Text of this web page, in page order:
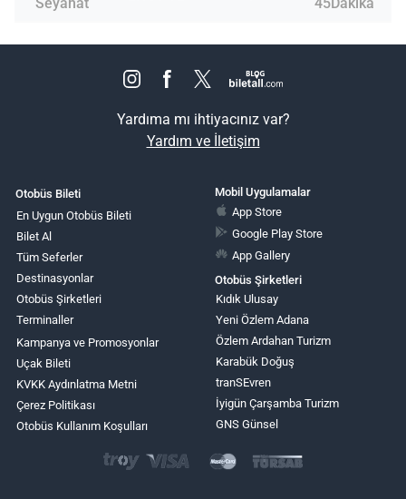
Yardıma mı ihtiyacınız var?
Yardım ve İletişim
Otobüs Bileti
En Uygun Otobüs Bileti
Bilet Al
Tüm Seferler
Destinasyonlar
Otobüs Şirketleri
Terminaller
Kampanya ve Promosyonlar
Uçak Bileti
KVKK Aydınlatma Metni
Çerez Politikası
Otobüs Kullanım Koşulları
Mobil Uygulamalar
App Store
Google Play Store
App Gallery
Otobüs Şirketleri
Kıdık Ulusay
Yeni Özlem Adana
Özlem Ardahan Turizm
Karabük Doğuş
tranSEvren
İyigün Çarşamba Turizm
GNS Günsel